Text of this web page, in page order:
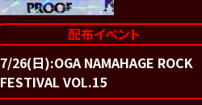
配布イベント
7/26(日):OGA NAMAHAGE ROCK
FESTIVAL VOL.15